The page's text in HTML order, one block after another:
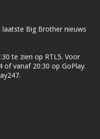
Big Brother nieuws
te zien op RTL5. Voor
of vanaf 20:30 op GoPlay.